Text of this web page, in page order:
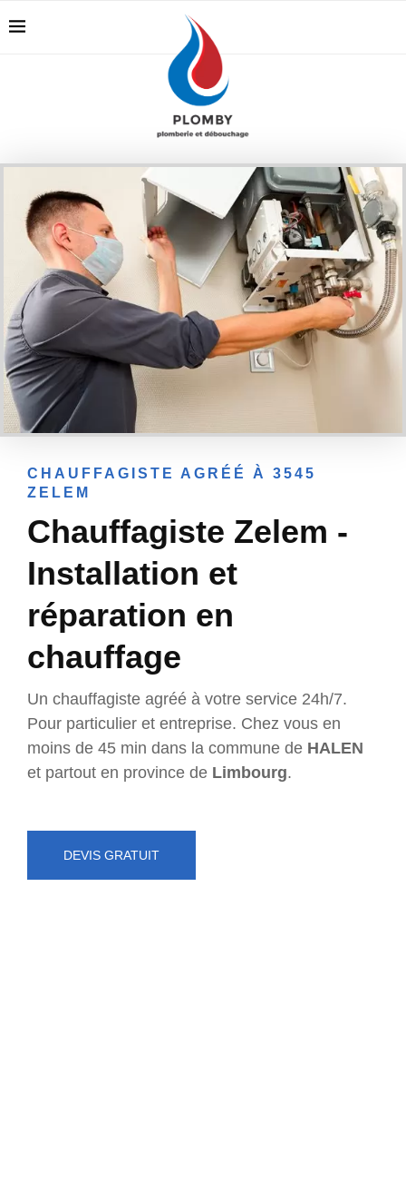
CHAUFFAGISTE AGRÉÉ À 3545
ZELEM
Chauffagiste Zelem -
Installation et
réparation en
chauffage
Un chauffagiste agréé à votre service 24h/7.
Pour particulier et entreprise. Chez vous en
moins de 45 min dans la commune de HALEN
et partout en province de Limbourg.
DEVIS GRATUIT